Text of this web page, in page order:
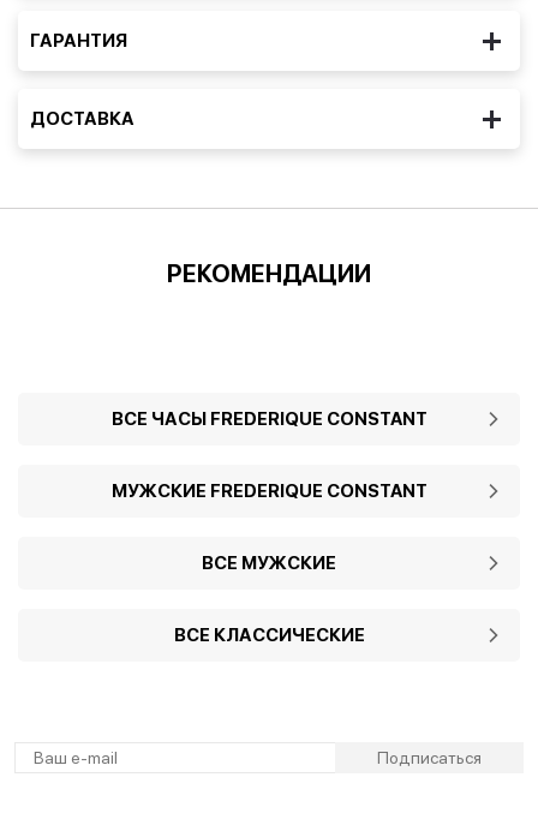
ГАРАНТИЯ
ДОСТАВКА
РЕКОМЕНДАЦИИ
ВСЕ ЧАСЫ FREDERIQUE CONSTANT
МУЖСКИЕ FREDERIQUE CONSTANT
ВСЕ МУЖСКИЕ
ВСЕ КЛАССИЧЕСКИЕ